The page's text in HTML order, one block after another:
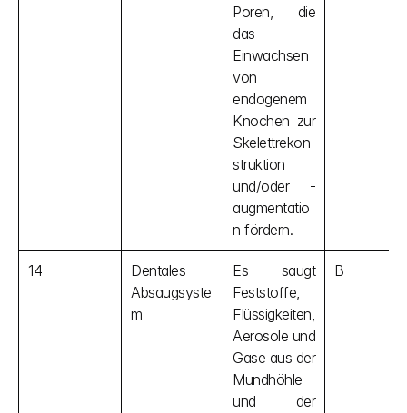
Poren, die
das
Einwachsen
von
endogenem
Knochen zur
Skelettrekon
struktion
und/oder -
augmentatio
n fördern.
14
Dentales
Absaugsyste
m
Es saugt
Feststoffe,
Flüssigkeiten,
Aerosole und
Gase aus der
Mundhöhle
und der
B